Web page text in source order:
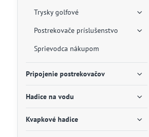
Trysky golfové
Postrekovače príslušenstvo
Sprievodca nákupom
Pripojenie postrekovačov
Hadice na vodu
Kvapkové hadice